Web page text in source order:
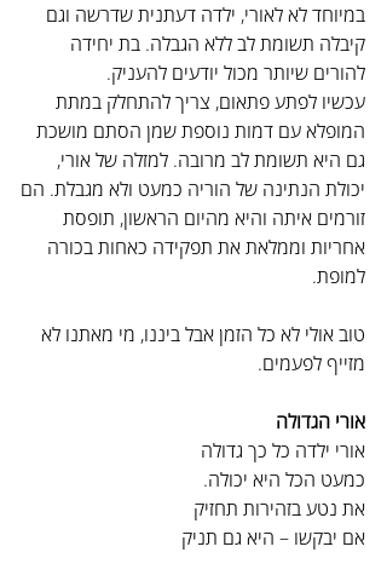
במיוחד לא לאורי, ילדה דעתנית שדרשה וגם
קיבלה תשומת לב ללא הגבלה. בת יחידה
להורים שיותר מכול יודעים להעניק.
עכשיו לפתע פתאום, צריך להתחלק במתת
המופלא עם דמות נוספת שמן הסתם מושכת
גם היא תשומת לב מרובה. למזלה של אורי,
יכולת הנתינה של הוריה כמעט ולא מגבלת. הם
זורמים איתה והיא מהיום הראשון, תופסת
אחריות וממלאת את תפקידה כאחות בכורה
למופת.
טוב אולי לא כל הזמן אבל ביננו, מי מאתנו לא
מזייף לפעמים.
אורי הגדולה
אורי ילדה כל כך גדולה
כמעט הכל היא יכולה.
את נטע בזהירות תחזיק
אם יבקשו – היא גם תניק